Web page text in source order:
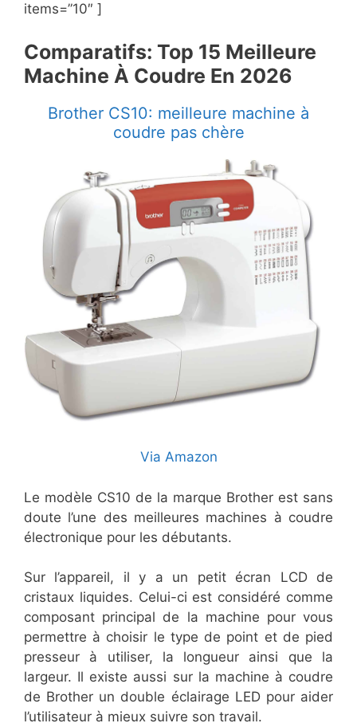
items=”10″ ]
Comparatifs: Top 15 Meilleure
Machine À Coudre En ​2026
Brother CS10: meilleure machine à
coudre pas chère
Via Amazon
Le modèle CS10 de la marque Brother est sans
doute l’une des meilleures machines à coudre
électronique pour les débutants.
Sur l’appareil, il y a un petit écran LCD de
cristaux liquides. Celui-ci est considéré comme
composant principal de la machine pour vous
permettre à choisir le type de point et de pied
presseur à utiliser, la longueur ainsi que la
largeur. Il existe aussi sur la machine à coudre
de Brother un double éclairage LED pour aider
l’utilisateur à mieux suivre son travail.